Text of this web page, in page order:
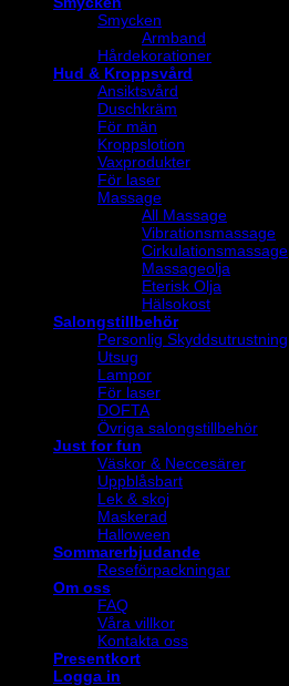
Smycken
Armband
Hårdekorationer
Hud & Kroppsvård
Ansiktsvård
Duschkräm
För män
Kroppslotion
Vaxprodukter
För laser
Massage
All Massage
Vibrationsmassage
Cirkulationsmassage
Massageolja
Eterisk Olja
Hälsokost
Salongstillbehör
Personlig Skyddsutrustning
Utsug
Lampor
För laser
DOFTA
Övriga salongstillbehör
Just for fun
Väskor & Neccesärer
Uppblåsbart
Lek & skoj
Maskerad
Halloween
Sommarerbjudande
Reseförpackningar
Om oss
FAQ
Våra villkor
Kontakta oss
Presentkort
Logga in